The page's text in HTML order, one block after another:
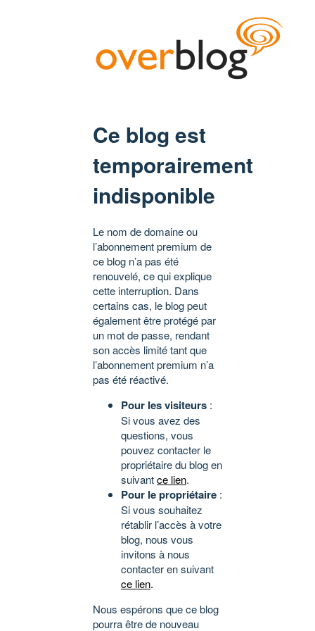
Ce blog est
temporairement
indisponible
Le nom de domaine ou
l’abonnement premium de
ce blog n’a pas été
renouvelé, ce qui explique
cette interruption. Dans
certains cas, le blog peut
également être protégé par
un mot de passe, rendant
son accès limité tant que
l’abonnement premium n’a
pas été réactivé.
Pour les visiteurs :
Si vous avez des
questions, vous
pouvez contacter le
propriétaire du blog en
suivantce lien.
Pour le propriétaire :
Si vous souhaitez
rétablir l’accès à votre
blog, nous vous
invitons à nous
contacter en suivant
ce lien.
Nous espérons que ce blog
pourra être de nouveau